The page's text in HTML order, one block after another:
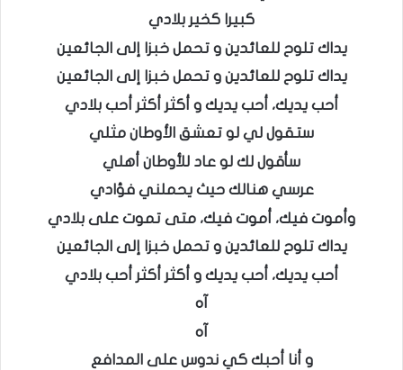
كبيرا كخير بلادي
يداك تلوح للعائدين و تحمل خبزا إلى الجائعين
يداك تلوح للعائدين و تحمل خبزا إلى الجائعين
أحب يديك، أحب يديك و أكثر أكثر أحب بلادي
ستقول لي لو تعشق الأوطان مثلي
سأقول لك لو عاد للأوطان أهلي
عرسي هنالك حيث يحملني فؤادي
وأموت فيك، أموت فيك، متى تموت على بلادي
يداك تلوح للعائدين و تحمل خبزا إلى الجائعين
أحب يديك، أحب يديك و أكثر أكثر أحب بلادي
آه
آه
و أنا أحبك كي ندوس على المدافع